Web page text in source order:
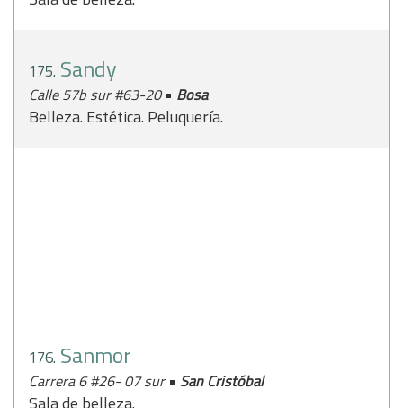
175. Sandy
Calle 57b sur #63-20 • Bosa
Belleza. Estética. Peluquería.
176. Sanmor
Carrera 6 #26- 07 sur• San Cristóbal
Sala de belleza.